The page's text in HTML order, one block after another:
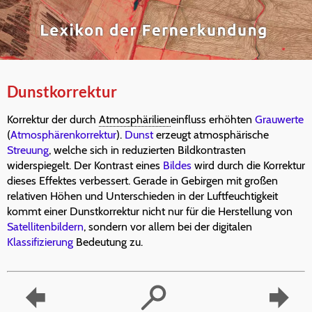
Dunstkorrektur
Korrektur der durch Atmosphärilieneinfluss erhöhten Grauwerte
(Atmosphärenkorrektur). Dunsterzeugt atmosphärische
Streuung, welche sich in reduzierten Bildkontrasten
widerspiegelt. Der Kontrast eines Bildes wird durch die Korrektur
dieses Effektes verbessert. Gerade in Gebirgen mit großen
relativen Höhen und Unterschieden in der Luftfeuchtigkeit
kommt einer Dunstkorrektur nicht nur für die Herstellung von
Satellitenbildern, sondern vor allem bei der digitalen
Klassifizierung Bedeutung zu.